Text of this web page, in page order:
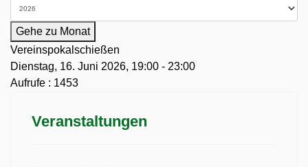
Gehe zu Monat
Vereinspokalschießen
Dienstag, 16. Juni 2026, 19:00 - 23:00
Aufrufe : 1453
Veranstaltungen